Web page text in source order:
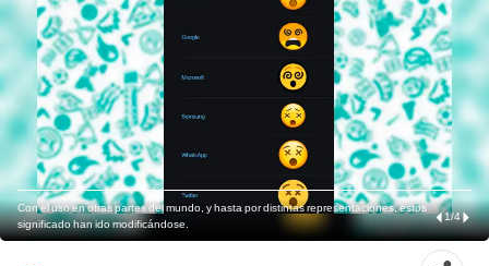
Con el uso en otras partes del mundo, y hasta por distintas representaciones, estos
significado han ido modificándose.
1/4